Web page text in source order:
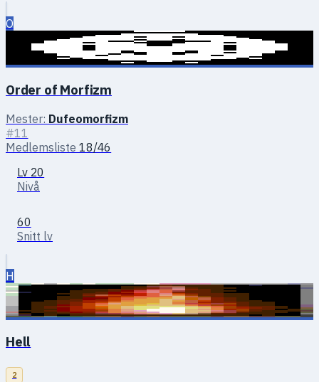
O
Order of Morfizm
Mester: Dufeomorfizm
#11
Medlemsliste 18/46
Lv 20
Nivå
60
Snitt lv
H
Hell
2